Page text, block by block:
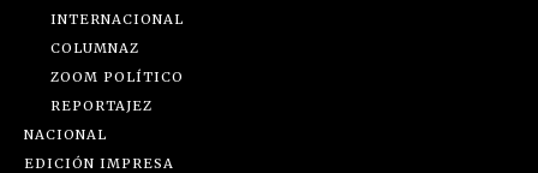
INTERNACIONAL
COLUMNAZ
ZOOM POLÍTICO
REPORTAJEZ
NACIONAL
EDICIÓN IMPRESA